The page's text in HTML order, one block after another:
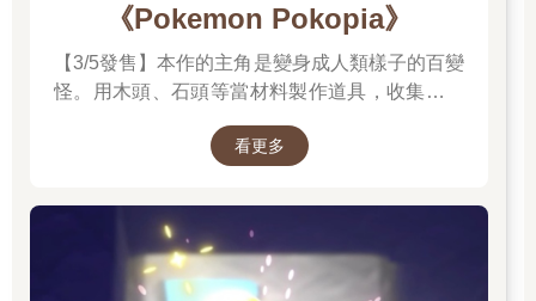
《Pokemon Pokopia》
【3/5發售】本作的主角是變身成人類樣子的百變
怪。用木頭、石頭等當材料製作道具，收集樹果
方吧。並且遊戲中的時間會與現實時間同步。體
的個性，度過悠悠哉哉的生活吧。
看更多